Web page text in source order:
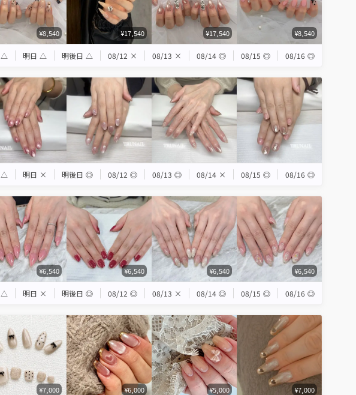
¥8,540 ¥17,540 ¥17,540 ¥8,540
△ 明日 △ 明後日 △ 08/12 × 08/13 × 08/14 ◎ 08/15 ◎ 08/16 ◎
△ 明日 × 明後日 ◎ 08/12 ◎ 08/13 ◎ 08/14 × 08/15 ◎ 08/16 ◎
¥6,540 ¥6,540 ¥6,540 ¥6,540
△ 明日 × 明後日 ◎ 08/12 ◎ 08/13 × 08/14 ◎ 08/15 ◎ 08/16 ◎
¥7,000 ¥6,000 ¥5,000 ¥7,000